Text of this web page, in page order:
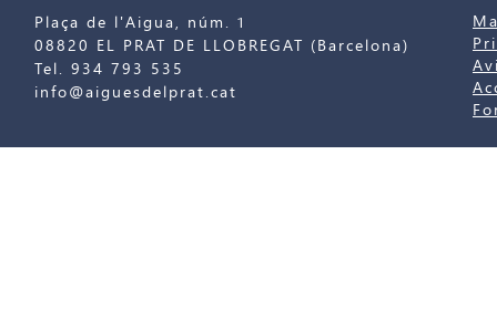
Plaça de l'Aigua, núm. 1
08820 EL PRAT DE LLOBREGAT (Barcelona)
Tel. 934 793 535
info@aiguesdelprat.cat